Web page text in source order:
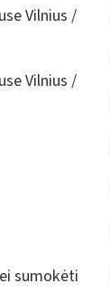
Vilnius /
Vilnius /
sumokėti